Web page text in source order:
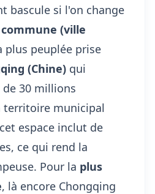
bascule si l'on change
commune (ville
plus peuplée prise
(Chine) qui
30 millions
municipal
espace inclut de
ce qui rend la
Pour la plus
, là encore Chongqing